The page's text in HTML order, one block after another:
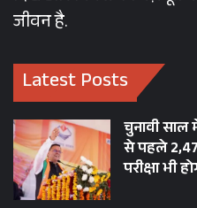
जीवन है.
Latest Posts
चुनावी साल
से पहले
परीक्षा भी